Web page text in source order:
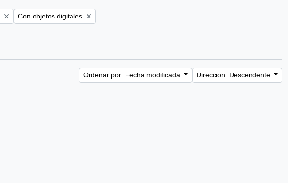
Remove filter:
Con objetos digitales
Ordenar por: Fecha modificada Dirección: Descendente